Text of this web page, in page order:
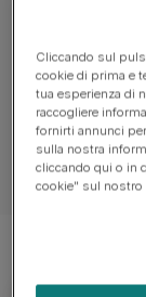
Cliccando sul
cookie di prima e
tua esperienza di
raccogliere
fornirti annunci
sulla nostra
cliccando qui o in
cookie" sul nostro